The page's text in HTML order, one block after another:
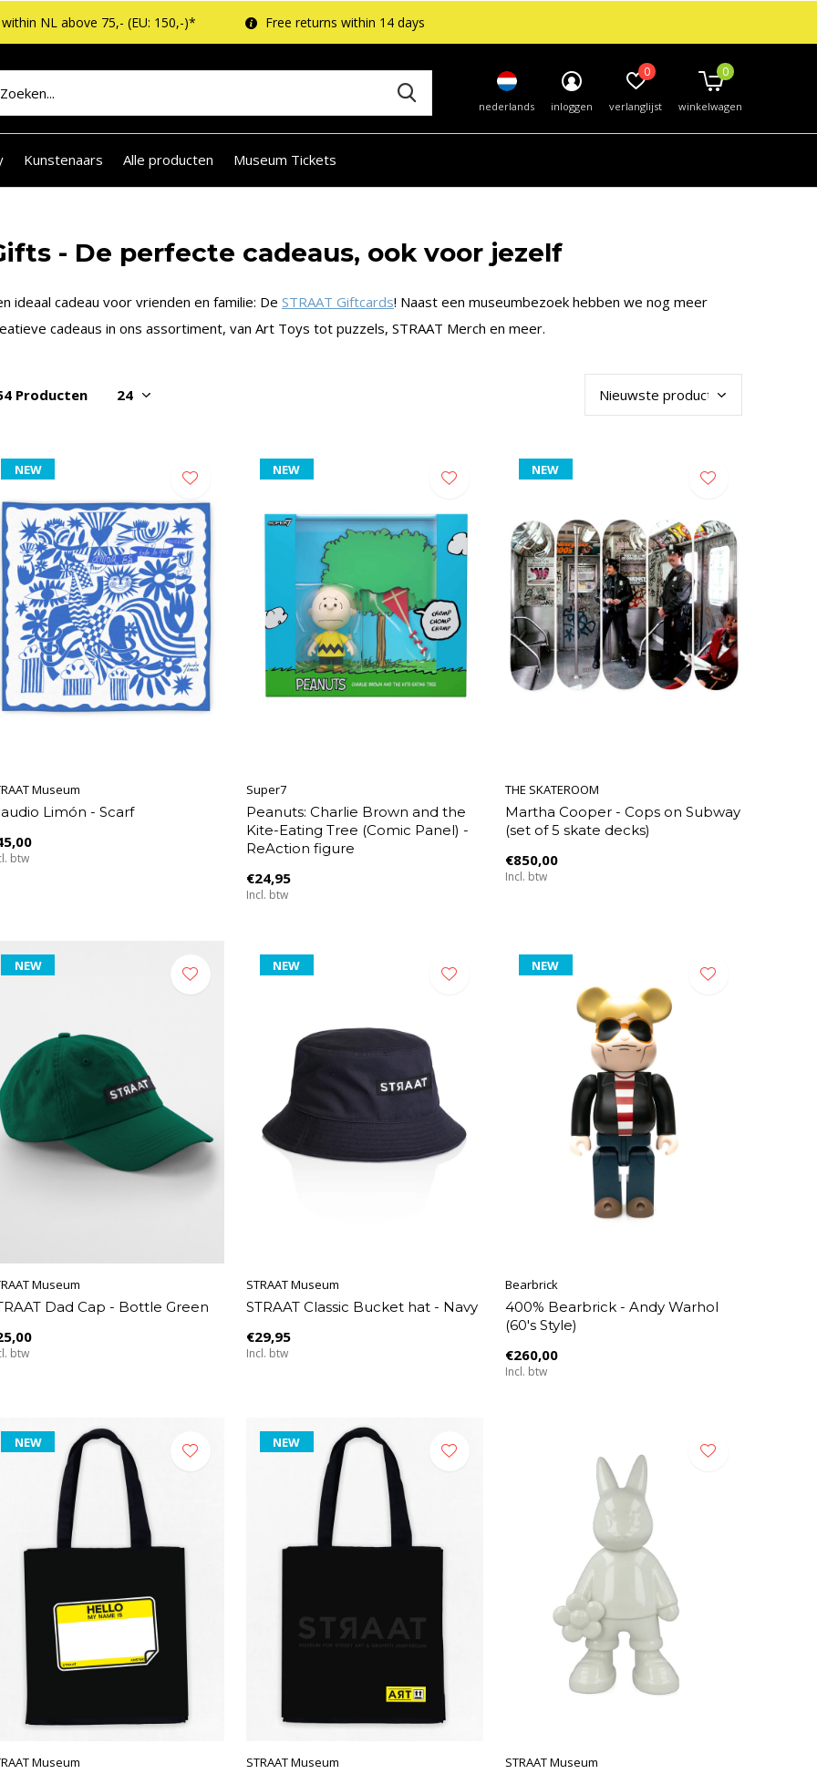
Kunstenaars Alle producten Museum Tickets
nederlands inloggen verlanglijst
0
winkelwagen
0
NL above 75,- (EU: 150,-)* Free returns within 14 days
- De perfecte cadeaus, ook voor jezelf
ideaal cadeau voor vrienden en familie: De STRAAT Giftcards! Naast een museumbezoek hebben we nog meer
cadeaus in ons assortiment, van Art Toys tot puzzels, STRAAT Merch en meer.
Producten
NEW
Museum
Limón - Scarf
btw
NEW
Super7
Peanuts: Charlie Brown and the
Kite-Eating Tree (Comic Panel) -
ReAction figure
€24,95
Incl. btw
NEW
THE SKATEROOM
Martha Cooper - Cops on Subway
(set of 5 skate decks)
€850,00
Incl. btw
NEW
Museum
Dad Cap - Bottle Green
btw
NEW
STRAAT Museum
STRAAT Classic Bucket hat - Navy
€29,95
Incl. btw
NEW
Bearbrick
400% Bearbrick - Andy Warhol
(60's Style)
€260,00
Incl. btw
NEW
Museum
NEW
STRAAT Museum STRAAT Museum